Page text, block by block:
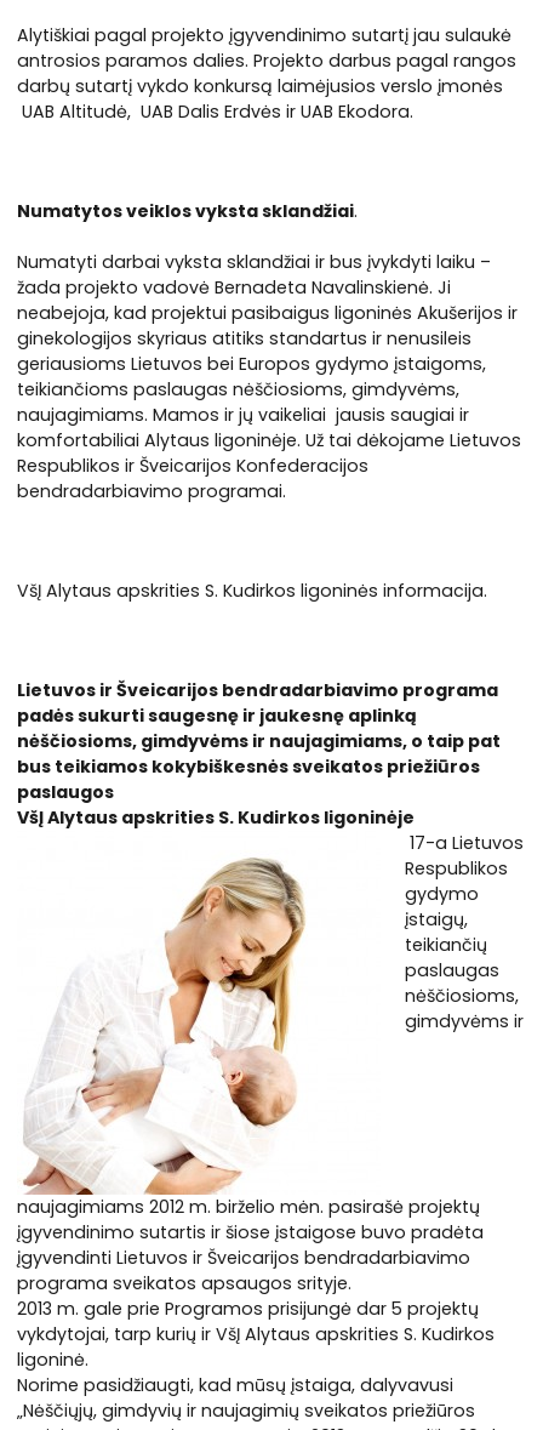
Alytiškiai pagal projekto įgyvendinimo sutartį jau sulaukė
antrosios paramos dalies. Projekto darbus pagal rangos
darbų sutartį vykdo konkursą laimėjusios verslo įmonės
UAB Altitudė, UAB Dalis Erdvės ir UAB Ekodora.
Numatytos veiklos vyksta sklandžiai.
Numatyti darbai vyksta sklandžiai ir bus įvykdyti laiku –
žada projekto vadovė Bernadeta Navalinskienė. Ji
neabejoja, kad projektui pasibaigus ligoninės Akušerijos ir
ginekologijos skyriaus atitiks standartus ir nenusileis
geriausioms Lietuvos bei Europos gydymo įstaigoms,
teikiančioms paslaugas nėščiosioms, gimdyvėms,
naujagimiams. Mamos ir jų vaikeliai jausis saugiai ir
komfortabiliai Alytaus ligoninėje. Už tai dėkojame Lietuvos
Respublikos ir Šveicarijos Konfederacijos
bendradarbiavimo programai.
VšĮ Alytaus apskrities S. Kudirkos ligoninės informacija.
Lietuvos ir Šveicarijos bendradarbiavimo programa
padės sukurti saugesnę ir jaukesnę aplinką
nėščiosioms, gimdyvėms ir naujagimiams, o taip pat
bus teikiamos kokybiškesnės sveikatos priežiūros
paslaugos
VšĮ Alytaus apskrities S. Kudirkos ligoninėje
17-a Lietuvos
Respublikos
gydymo
įstaigų,
teikiančių
paslaugas
nėščiosioms,
gimdyvėms ir
naujagimiams 2012 m. birželio mėn. pasirašė projektų
įgyvendinimo sutartis ir šiose įstaigose buvo pradėta
įgyvendinti Lietuvos ir Šveicarijos bendradarbiavimo
programa sveikatos apsaugos srityje.
2013 m. gale prie Programos prisijungė dar 5 projektų
vykdytojai, tarp kurių ir VšĮ Alytaus apskrities S. Kudirkos
ligoninė.
Norime pasidžiaugti, kad mūsų įstaiga, dalyvavusi
„Nėščiųjų, gimdyvių ir naujagimių sveikatos priežiūros